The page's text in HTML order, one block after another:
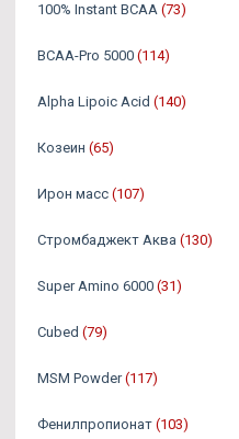
100% Instant BCAA (73)
BCAA-Pro 5000 (114)
Alpha Lipoic Acid (140)
Козеин (65)
Ирон масс (107)
Стромбаджект Аква (130)
Super Amino 6000 (31)
Cubed (79)
MSM Powder (117)
Фенилпропионат (103)